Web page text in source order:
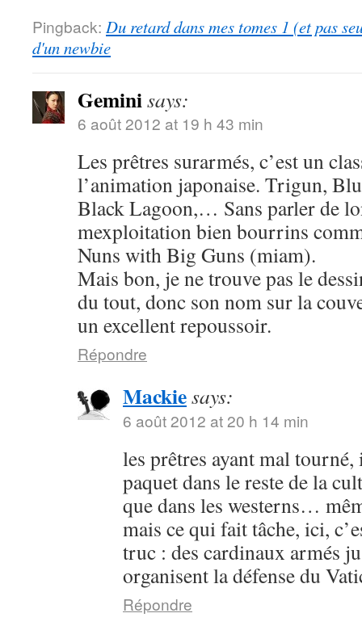
Pingback: Du retard dans mes tomes 1 (et pas
d'un newbie
Geminisays:
6 août 2012 at 19 h 43 min
Les prêtres surarmés, c’est un
l’animation japonaise. Trigun,
Black Lagoon,… Sans parler de
mexploitation bien bourrins
Nuns with Big Guns (miam).
Mais bon, je ne trouve pas le
du tout, donc son nom sur la
un excellent repoussoir.
Répondre
Mackiesays:
6 août 2012 at 20 h 14 min
les prêtres ayant mal
paquet dans le reste de la
que dans les westerns…
mais ce qui fait tâche, ici,
truc : des cardinaux armés
organisent la défense du
Répondre